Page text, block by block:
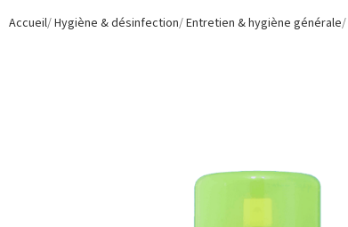
Accueil Hygiène & désinfection Entretien & hygiène générale